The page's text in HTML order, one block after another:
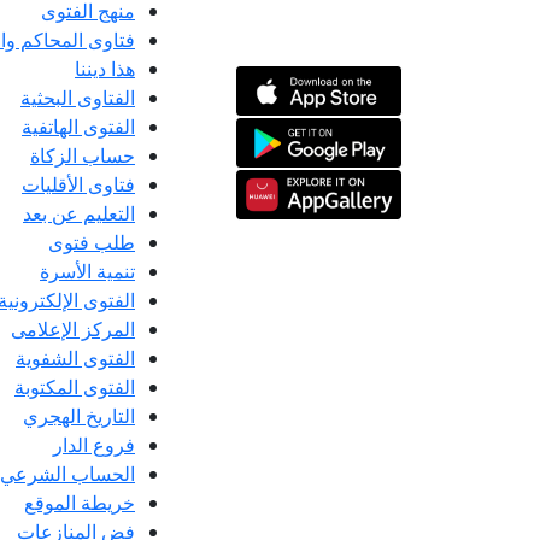
منهج الفتوى
فتاوى المحاكم
هذا ديننا
الفتاوى البحثية
الفتوى الهاتفية
حساب الزكاة
فتاوى الأقليات
التعليم عن بعد
طلب فتوى
تنمية الأسرة
الفتوى الإلكترونية
المركز الإعلامى
الفتوى الشفوية
الفتوى المكتوبة
التاريخ الهجري
فروع الدار
الحساب الشرعي
خريطة الموقع
فض المنازعات